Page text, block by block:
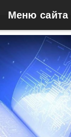
Меню сайта